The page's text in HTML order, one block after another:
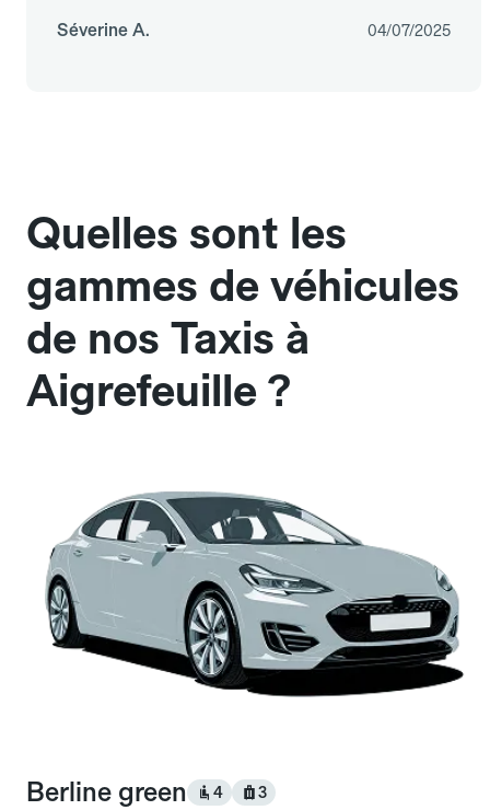
Séverine A. 04/07/2025
Quelles sont les
gammes de véhicules
de nos Taxis à
Aigrefeuille ?
Berline green 4 3